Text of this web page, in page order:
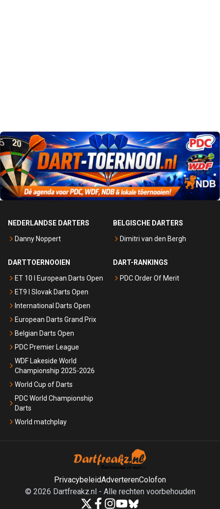
NEDERLANDSE DARTERS
Danny Noppert
BELGISCHE DARTERS
Dimitri van den Bergh
DARTTOERNOOIEN
ET 10 I European Darts Open
ET9 I Slovak Darts Open
International Darts Open
European Darts Grand Prix
Belgian Darts Open
PDC Premier League
WDF Lakeside World
Championship 2025-2026
World Cup of Darts
PDC World Championship
Darts
World matchplay
DART-RANKINGS
PDC Order Of Merit
PrivacybeleidAdverterenColofon
© 2026 Dartfreakz.nl- Alle rechten voorbehouden